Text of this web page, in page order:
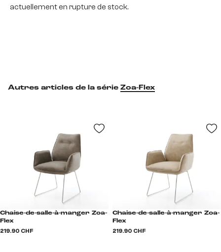
actuellement en rupture de stock.
Autres articles de la série Zoa-Flex
Chaise-de-salle-à-manger Zoa-
Flex
219.90 CHF
Chaise-de-salle-à-manger Zoa-
Flex
219.90 CHF